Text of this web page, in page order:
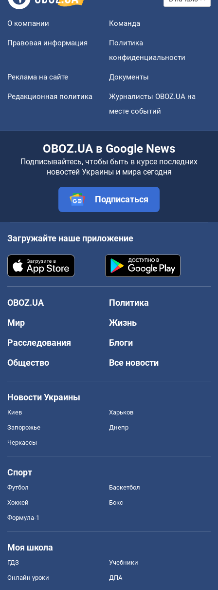
О компании Команда
Правовая информация
Политика
конфиденциальности
Реклама на сайте Документы
Редакционная политика
Журналисты OBOZ.UA на
месте событий
OBOZ.UA в Google News
Подписывайтесь, чтобы быть в курсе последних
новостей Украины и мира сегодня
Подписаться
Загружайте наше приложение
OBOZ.UA
Политика
Мир
Жизнь
Расследования
Блоги
Общество
Все новости
Новости Украины
Киев Харьков
Запорожье Днепр
Черкассы
Спорт
Футбол Баскетбол
Хоккей Бокс
Формула-1
Моя школа
ГДЗ Учебники
Онлайн уроки ДПА